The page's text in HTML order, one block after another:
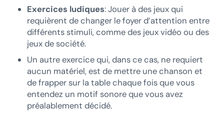
Exercices ludiques: Jouer à des jeux qui
requièrent de changer le foyer d’attention entre
différents stimuli, comme des jeux vidéo ou des
jeux de société.
Un autre exercice qui, dans ce cas, ne requiert
aucun matériel, est de mettre une chanson et
de frapper sur la table chaque fois que vous
entendez un motif sonore que vous avez
préalablement décidé.